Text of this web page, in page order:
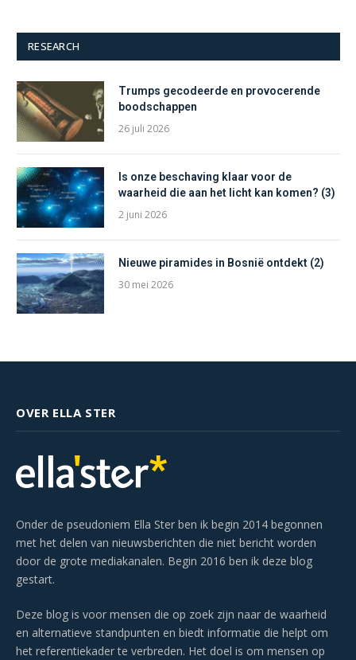
RESEARCH
Trumps gecodeerde en provocerende
boodschappen
26 juli 2026
Is onze beschaving klaar voor de
waarheid die aan het licht kan komen? (3)
2 juni 2026
Nieuwe piramides in Bosnië ontdekt (2)
30 mei 2026
OVER ELLA STER
Onder de pseudoniem Ella Ster ben ik begin 2014 begonnen
met het delen van nieuwsberichten die niet bericht worden
door de grote mediakanalen. Begin 2016 ben ik deze blog
gestart.
Deze blog is voor mensen die op zoek zijn naar de waarheid
en alternatieve standpunten en biedt informatie die helpt om
het referentiekader te verbreden. Het doel is om mensen op